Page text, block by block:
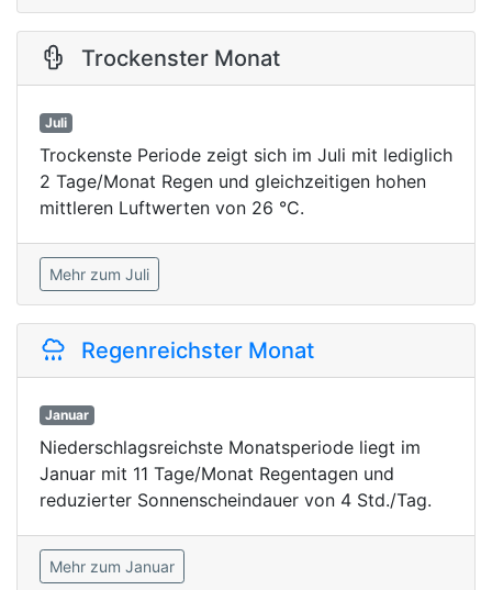
Trockenster Monat
Juli
Trockenste Periode zeigt sich im Juli mit lediglich
2 Tage/Monat Regen und gleichzeitigen hohen
mittleren Luftwerten von 26 °C.
Mehr zum Juli
Regenreichster Monat
Januar
Niederschlagsreichste Monatsperiode liegt im
Januar mit 11 Tage/Monat Regentagen und
reduzierter Sonnenscheindauer von 4 Std./Tag.
Mehr zum Januar